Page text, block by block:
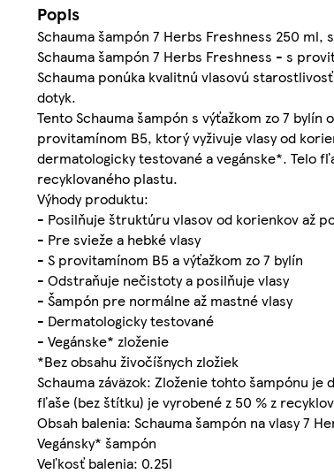
Popis
Schauma šampón 7 Herbs Freshness 250
Schauma šampón 7 Herbs Freshness - s
Schauma ponúka kvalitnú vlasovú
dotyk.
Tento Schauma šampón s výťažkom zo 7
provitamínom B5, ktorý vyživuje vlasy od
dermatologicky testované a vegánske*. Telo
recyklovaného plastu.
Výhody produktu:
- Posilňuje štruktúru vlasov od korienkov až
- Pre svieže a hebké vlasy
- S provitamínom B5 a výťažkom zo 7 bylín
- Odstraňuje nečistoty a posilňuje vlasy
- Šampón pre normálne až mastné vlasy
- Dermatologicky testované
- Vegánske* zloženie
*Bez obsahu živočíšnych zložiek
Schauma záväzok: Zloženie tohto šampónu
fľaše (bez štítku) je vyrobené z 50 % z
Obsah balenia: Schauma šampón na vlasy 7
Vegánsky* šampón
Veľkosť balenia: 0.25l